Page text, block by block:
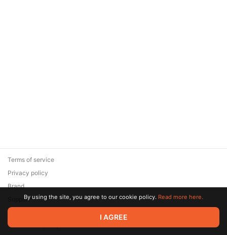
© 2026 Zaya Solutions Limited. All rights reserved. All trademarks
are the property of their respective owners.
Terms of service
Privacy policy
Brand
SupportBy using the site, you agree to our cookie policy. Read more here.
I AGREE